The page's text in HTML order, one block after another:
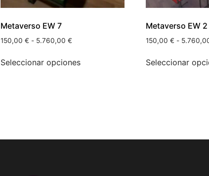
Metaverso EW 7
150,00 € - 5.760,00 €
Seleccionar opciones
Metaverso EW 2
150,00€ -
Seleccionar